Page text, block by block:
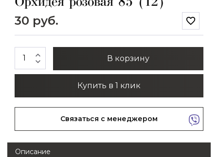
30 руб. favorite_border
expand_less
expand_more В корзину
Купить в 1 клик
Связаться с менеджером
Описание